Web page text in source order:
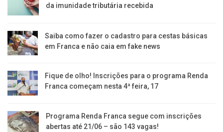
da imunidade tributária recebida
Saiba como fazer o cadastro para cestas básicas
em Franca e não caia em fake news
Fique de olho! Inscrições para o programa Renda
Franca começam nesta 4ª feira, 17
Programa Renda Franca segue com inscrições
abertas até 21/06 – são 143 vagas!